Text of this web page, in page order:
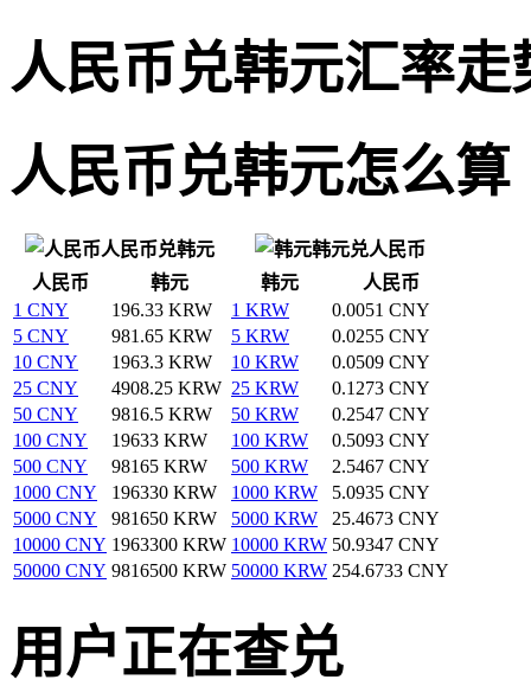
人民币兑韩元汇率走
人民币兑韩元怎么算
人民币兑韩元
韩元兑人民币
人民币
韩元 韩元
人民币
1 CNY
196.33 KRW 1 KRW
0.0051 CNY
5 CNY
981.65 KRW 5 KRW
0.0255 CNY
10 CNY
1963.3 KRW 10 KRW
0.0509 CNY
25 CNY
4908.25 KRW 25 KRW
0.1273 CNY
50 CNY
9816.5 KRW 50 KRW
0.2547 CNY
100 CNY
19633 KRW 100 KRW
0.5093 CNY
500 CNY
98165 KRW 500 KRW
2.5467 CNY
1000 CNY
196330 KRW 1000 KRW
5.0935 CNY
5000 CNY
981650 KRW 5000 KRW
25.4673 CNY
10000 CNY 1963300 KRW 10000 KRW 50.9347 CNY
50000 CNY 9816500 KRW 50000 KRW 254.6733 CNY
用户正在查兑